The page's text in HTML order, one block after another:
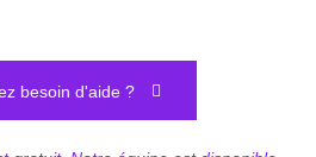
besoin d'aide ?